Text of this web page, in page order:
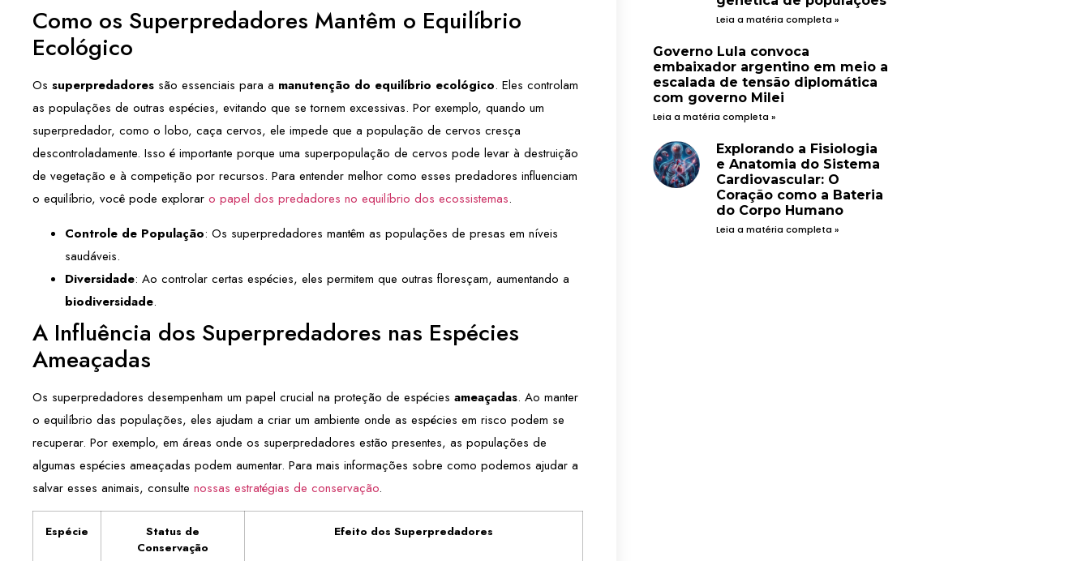
Como os Superpredadores Mantêm o Equilíbrio
Ecológico
Os superpredadores são essenciais para a manutenção do equilíbrio ecológico. Eles controlam
as populações de outras espécies, evitando que se tornem excessivas. Por exemplo, quando um
superpredador, como o lobo, caça cervos, ele impede que a população de cervos cresça
descontroladamente. Isso é importante porque uma superpopulação de cervos pode levar à destruição
de vegetação e à competição por recursos. Para entender melhor como esses predadores influenciam
o equilíbrio, você pode explorar o papel dos predadores no equilíbrio dos ecossistemas.
Controle de População: Os superpredadores mantêm as populações de presas em níveis
saudáveis.
Diversidade: Ao controlar certas espécies, eles permitem que outras floresçam, aumentando a
biodiversidade.
A Influência dos Superpredadores nas Espécies
Ameaçadas
Os superpredadores desempenham um papel crucial na proteção de espécies ameaçadas. Ao manter
o equilíbrio das populações, eles ajudam a criar um ambiente onde as espécies em risco podem se
recuperar. Por exemplo, em áreas onde os superpredadores estão presentes, as populações de
algumas espécies ameaçadas podem aumentar. Para mais informações sobre como podemos ajudar a
salvar esses animais, consulte nossas estratégias de conservação.
Espécie
Status de
Conservação
Efeito dos Superpredadores
Leia a matéria completa »
Governo Lula convoca
embaixador argentino em meio a
escalada de tensão diplomática
com governo Milei
Leia a matéria completa »
Explorando a Fisiologia
e Anatomia do Sistema
Cardiovascular: O
Coração como a Bateria
do Corpo Humano
Leia a matéria completa »